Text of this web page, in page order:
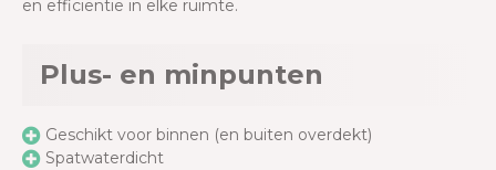
en efficiëntie in elke ruimte.
Plus- en minpunten
Geschikt voor binnen (en buiten overdekt)
Spatwaterdicht